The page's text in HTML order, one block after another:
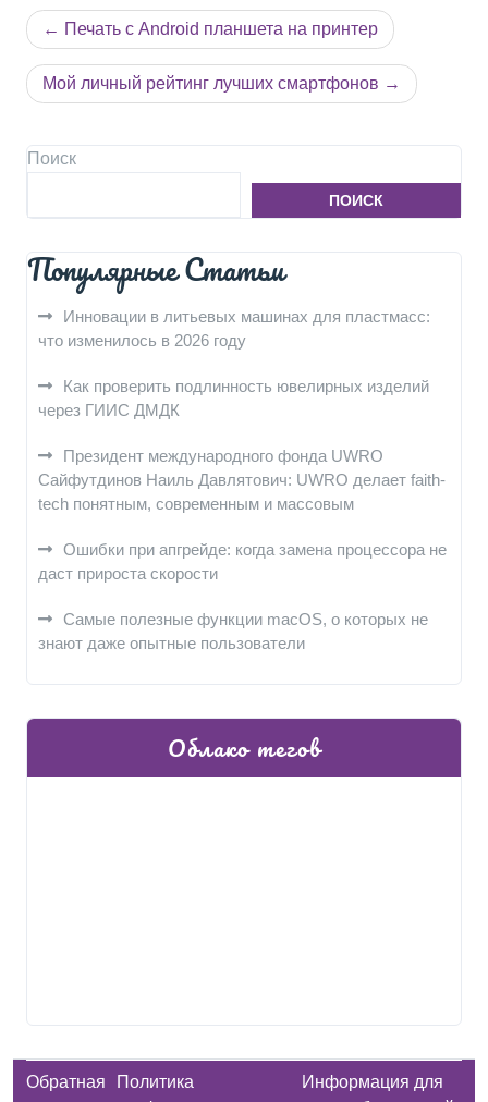
Навигация
по
записям
Печать с Android планшета на принтер
Мой личный рейтинг лучших смартфонов
Поиск
ПОИСК
Популярные Статьи
Инновации в литьевых машинах для пластмасс:
что изменилось в 2026 году
Как проверить подлинность ювелирных изделий
через ГИИС ДМДК
Президент международного фонда UWRO
Сайфутдинов Наиль Давлятович: UWRO делает faith-
tech понятным, современным и массовым
Ошибки при апгрейде: когда замена процессора не
даст прироста скорости
Самые полезные функции macOS, о которых не
знают даже опытные пользователи
Облако тегов
Обратная
Политика
Информация для